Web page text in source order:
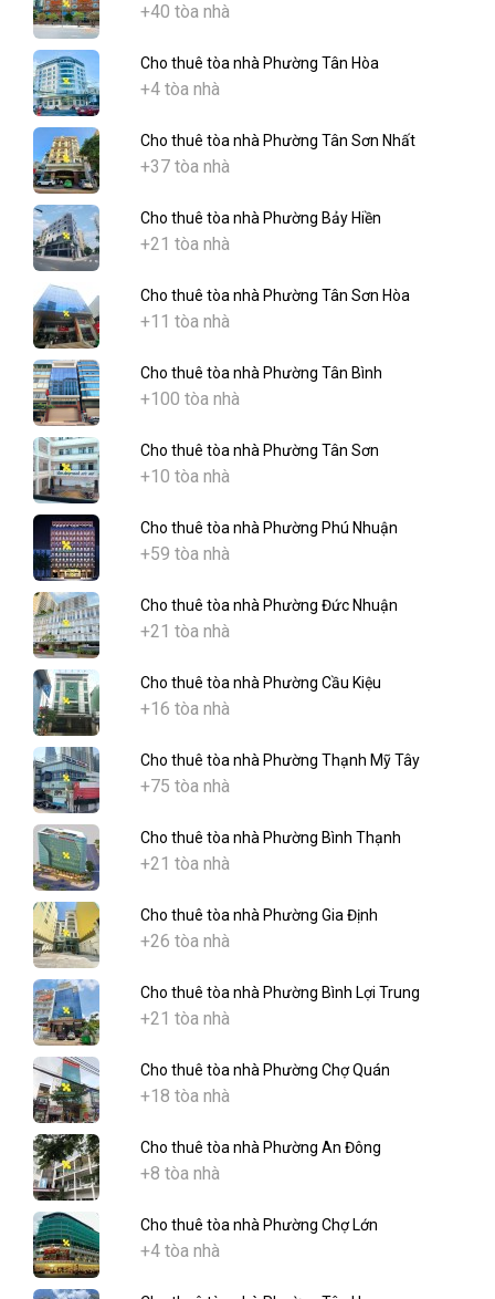
+40 tòa nhà
Cho thuê tòa nhà Phường Tân Hòa
+4 tòa nhà
Cho thuê tòa nhà Phường Tân Sơn Nhất
+37 tòa nhà
Cho thuê tòa nhà Phường Bảy Hiền
+21 tòa nhà
Cho thuê tòa nhà Phường Tân Sơn Hòa
+11 tòa nhà
Cho thuê tòa nhà Phường Tân Bình
+100 tòa nhà
Cho thuê tòa nhà Phường Tân Sơn
+10 tòa nhà
Cho thuê tòa nhà Phường Phú Nhuận
+59 tòa nhà
Cho thuê tòa nhà Phường Đức Nhuận
+21 tòa nhà
Cho thuê tòa nhà Phường Cầu Kiệu
+16 tòa nhà
Cho thuê tòa nhà Phường Thạnh Mỹ Tây
+75 tòa nhà
Cho thuê tòa nhà Phường Bình Thạnh
+21 tòa nhà
Cho thuê tòa nhà Phường Gia Định
+26 tòa nhà
Cho thuê tòa nhà Phường Bình Lợi Trung
+21 tòa nhà
Cho thuê tòa nhà Phường Chợ Quán
+18 tòa nhà
Cho thuê tòa nhà Phường An Đông
+8 tòa nhà
Cho thuê tòa nhà Phường Chợ Lớn
+4 tòa nhà